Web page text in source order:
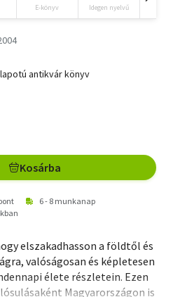
E-könyv Idegen nyelvű
antikvár könyv
Kosárba
6 - 8 munkanap
elszakadhasson a földtől és
valóságosan és képletesen
élete részletein. Ezen
Magyarországon is